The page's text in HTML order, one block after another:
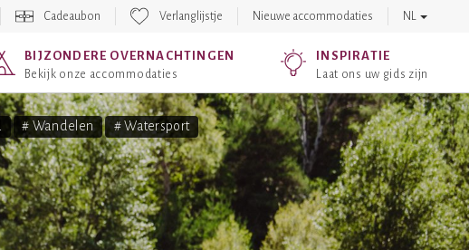
Cadeaubon Verlanglijstje Nieuwe accommodaties NL
BIJZONDERE OVERNACHTINGEN
Bekijk onze accommodaties
INSPIRATIE
Laat ons uw gids zijn
# Wandelen # Watersport